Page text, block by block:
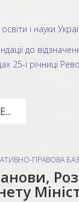
і науки
до
25-ї річниці
ПРАВОВА